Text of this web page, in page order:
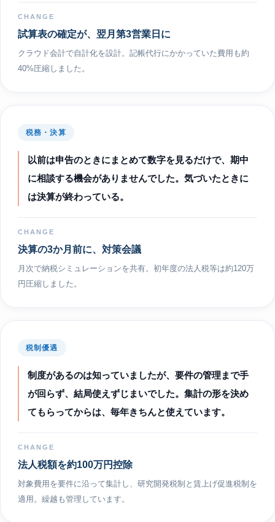
CHANGE
試算表の確定が、翌月第3営業日に
クラウド会計で自計化を設計。記帳代行にかかっていた費用も約
40%圧縮しました。
税務・決算
以前は申告のときにまとめて数字を見るだけで、期中
に相談する機会がありませんでした。気づいたときに
は決算が終わっている。
CHANGE
決算の3か月前に、対策会議
月次で納税シミュレーションを共有。初年度の法人税等は約120万
円圧縮しました。
税制優遇
制度があるのは知っていましたが、要件の管理まで手
が回らず、結局使えずじまいでした。集計の形を決め
てもらってからは、毎年きちんと使えています。
CHANGE
法人税額を約100万円控除
対象費用を要件に沿って集計し、研究開発税制と賃上げ促進税制を
適用。繰越も管理しています。